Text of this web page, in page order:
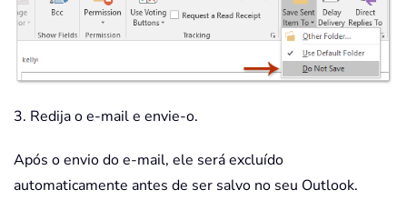
3. Redija o e-mail e envie-o.
Após o envio do e-mail, ele será excluído
automaticamente antes de ser salvo no seu Outlook.